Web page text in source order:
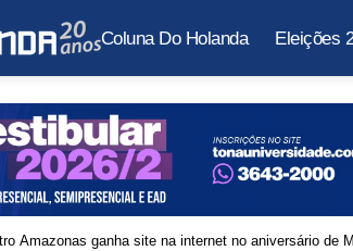
Coluna Do Holanda Eleições
Amazonas ganha site na internet no aniversário de